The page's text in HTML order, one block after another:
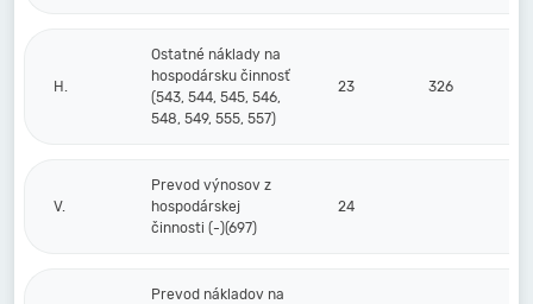
H.
Ostatné náklady na
hospodársku činnosť
(543, 544, 545, 546,
548, 549, 555, 557)
23 326
V.
Prevod výnosov z
hospodárskej
činnosti (-)(697)
24
Prevod nákladov na